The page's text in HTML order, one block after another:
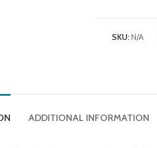
SKU:N/A
ADDITIONAL INFORMATION